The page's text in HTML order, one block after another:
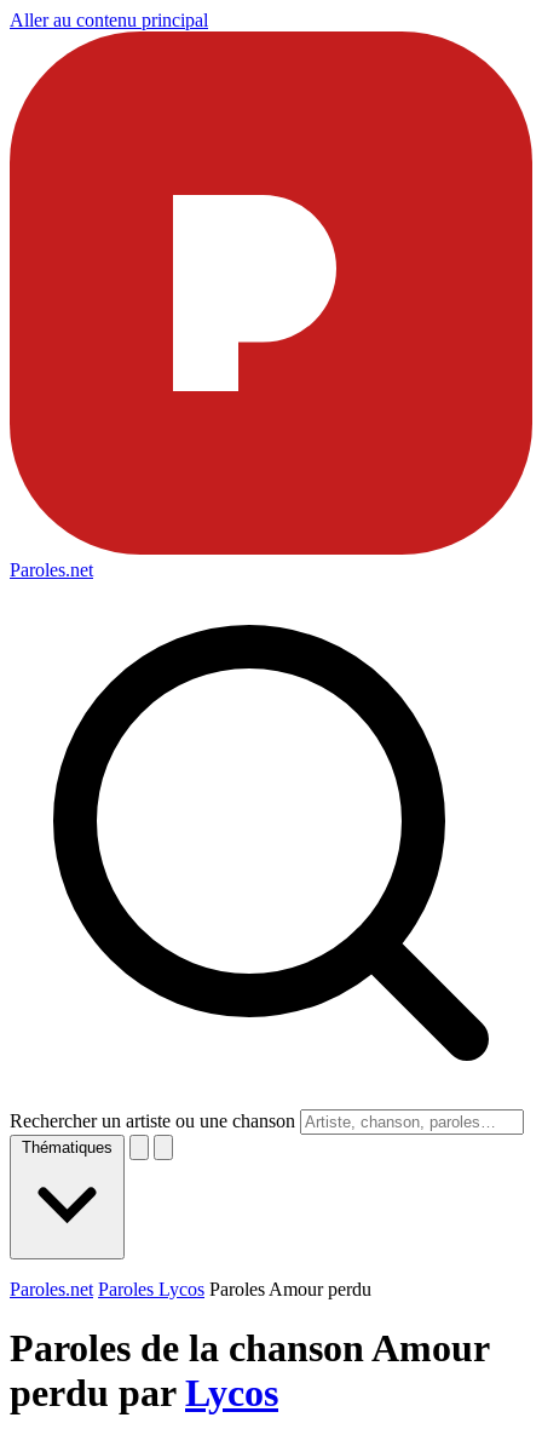
Aller au contenu principal
Paroles.net
Rechercher un artiste ou une chanson
Thématiques
Paroles.net Paroles Lycos Paroles Amour perdu
Paroles de la chanson Amour
perdu parLycos